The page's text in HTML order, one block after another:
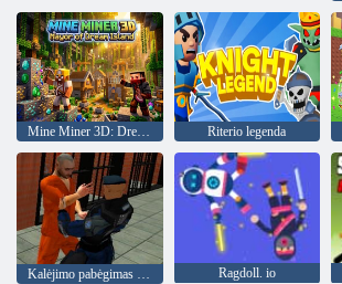
Mine Miner 3D: Dream Island meras Riterio legenda
Kalėjimo pabėgimas 2020 m Ragdoll. io